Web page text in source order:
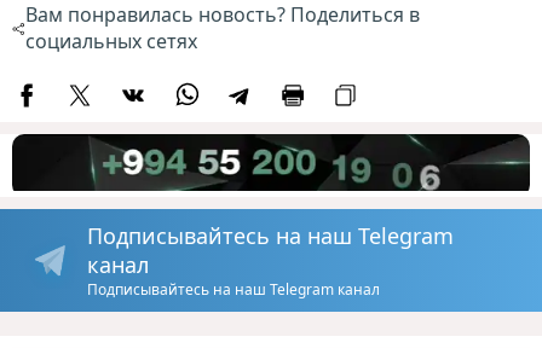
Вам понравилась новость? Поделиться в
социальных сетях
Подписывайтесь на наш Telegram
канал
Подписывайтесь на наш Telegram канал